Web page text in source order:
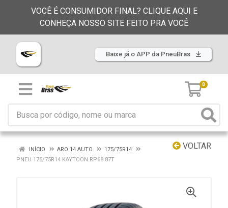
VOCÊ É CONSUMIDOR FINAL? CLIQUE AQUI E
CONHEÇA NOSSO SITE FEITO PRA VOCÊ
Baixe já o APP da PneuBras
0
VOLTAR
INÍCIO ARO 14 AUTO
175/75R14
PNEU 175/75R14 KAYTOON RP68 87T